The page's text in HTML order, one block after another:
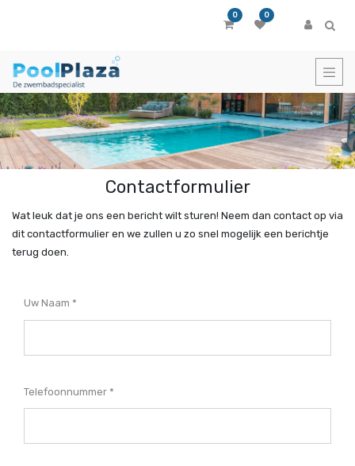
0 0
Contactformulier
Wat leuk dat je ons een bericht wilt sturen! Neem dan contact op via
dit contactformulier en we zullen u zo snel mogelijk een berichtje
terug doen.
Uw Naam
Telefoonnummer